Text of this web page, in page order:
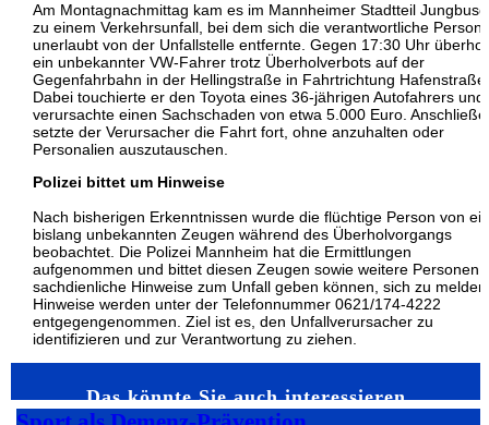
Am Montagnachmittag kam es im Mannheimer Stadtteil
zu einem Verkehrsunfall, bei dem sich die verantwortliche Person
unerlaubt von der Unfallstelle entfernte. Gegen 17:30 Uhr
ein unbekannter VW-Fahrer trotz Überholverbots auf der
Gegenfahrbahn in der Hellingstraße in Fahrtrichtung Hafenstraße.
Dabei touchierte er den Toyota eines 36-jährigen Autofahrers und
verursachte einen Sachschaden von etwa 5.000 Euro.
setzte der Verursacher die Fahrt fort, ohne anzuhalten oder
Personalien auszutauschen.
Polizei bittet um Hinweise
Nach bisherigen Erkenntnissen wurde die flüchtige Person von
bislang unbekannten Zeugen während des Überholvorgangs
beobachtet. Die Polizei Mannheim hat die Ermittlungen
aufgenommen und bittet diesen Zeugen sowie weitere Personen,
sachdienliche Hinweise zum Unfall geben können, sich zu
Hinweise werden unter der Telefonnummer 0621/174-4222
entgegengenommen. Ziel ist es, den Unfallverursacher zu
identifizieren und zur Verantwortung zu ziehen.
Das könnte Sie auch interessieren…